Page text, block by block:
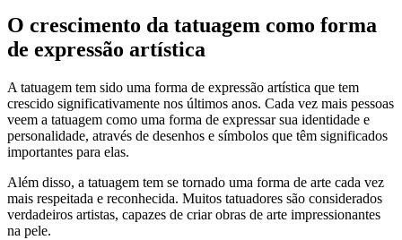
O crescimento da tatuagem como forma
de expressão artística
A tatuagem tem sido uma forma de expressão artística que tem
crescido significativamente nos últimos anos. Cada vez mais pessoas
veem a tatuagem como uma forma de expressar sua identidade e
personalidade, através de desenhos e símbolos que têm significados
importantes para elas.
Além disso, a tatuagem tem se tornado uma forma de arte cada vez
mais respeitada e reconhecida. Muitos tatuadores são considerados
verdadeiros artistas, capazes de criar obras de arte impressionantes
na pele.